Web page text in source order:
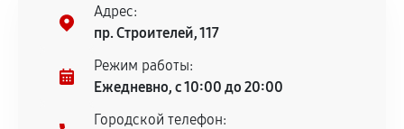
Адрес:
пр. Строителей, 117
Режим работы:
Ежедневно, с 10:00 до 20:00
Городской телефон: